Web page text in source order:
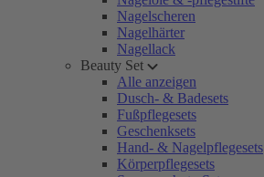
Nagelscheren
Nagelhärter
Nagellack
Beauty Set
Alle anzeigen
Dusch- & Badesets
Fußpflegesets
Geschenksets
Hand- & Nagelpflegesets
Körperpflegesets